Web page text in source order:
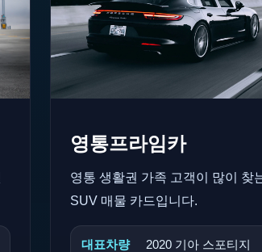
영통프라임카
영통 생활권 가족 고객이 많이 찾
SUV 매물 카드입니다.
대표차량 2020 기아 스포티지